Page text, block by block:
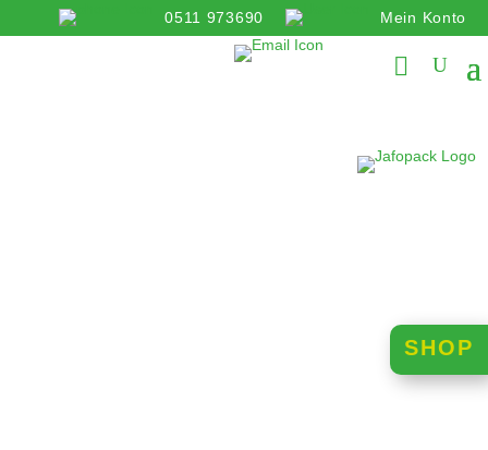
Mein Konto
0511 973690
info@jafopack.de
SHOP